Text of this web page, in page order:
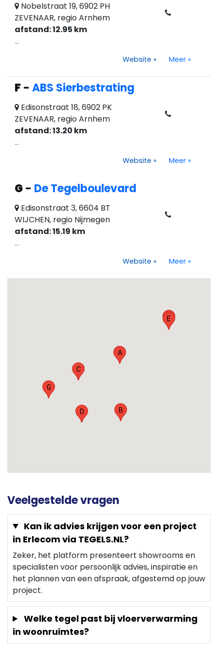
Nobelstraat 19, 6902 PH
ZEVENAAR, regio Arnhem
afstand: 12.95 km
...
Website » Meer »
F - ABS Sierbestrating
Edisonstraat 18, 6902 PK
ZEVENAAR, regio Arnhem
afstand: 13.20 km
...
Website » Meer »
G - De Tegelboulevard
Edisonstraat 3, 6604 BT
WIJCHEN, regio Nijmegen
afstand: 15.19 km
...
Website » Meer »
A
B
C
D
E
F
G
Veelgestelde vragen
Kan ik advies krijgen voor een project
in Erlecom via TEGELS.NL?
Zeker, het platform presenteert showrooms en
specialisten voor persoonlijk advies, inspiratie en
het plannen van een afspraak, afgestemd op jouw
project.
Welke tegel past bij vloerverwarming
in woonruimtes?